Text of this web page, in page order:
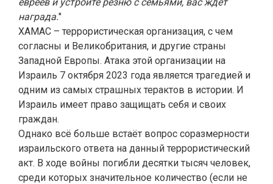
награда."
ХАМАС – террористическая организация, с чем
согласны и Великобритания, и другие страны
Западной Европы. Атака этой организации на
Израиль 7 октября 2023 года является трагедией и
одним из самых страшных терактов в истории. И
Израиль имеет право защищать себя и своих
граждан.
Однако всё больше встаёт вопрос соразмерности
израильского ответа на данный террористический
акт. В ходе войны погибли десятки тысяч человек,
среди которых значительное количество (если не